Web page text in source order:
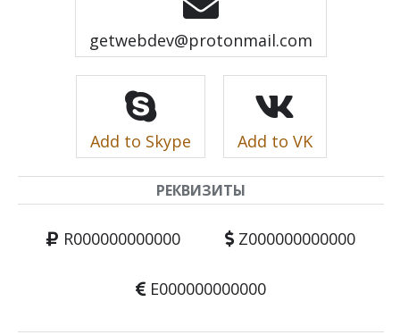
getwebdev@protonmail.com
Add to Skype Add to VK
РЕКВИЗИТЫ
R000000000000 Z000000000000
E000000000000